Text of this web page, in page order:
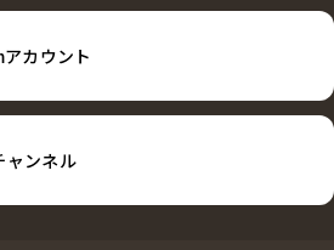
カウント
ンネル